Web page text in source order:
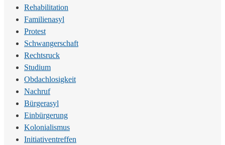
Rehabilitation
Familienasyl
Protest
Schwangerschaft
Rechtsruck
Studium
Obdachlosigkeit
Nachruf
Bürgerasyl
Einbürgerung
Kolonialismus
Initiativentreffen